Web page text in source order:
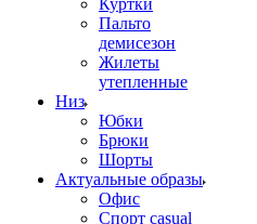
Куртки
Пальто
демисезон
Жилеты
утепленные
Низ
Юбки
Брюки
Шорты
Актуальные образы
Офис
Спорт casual